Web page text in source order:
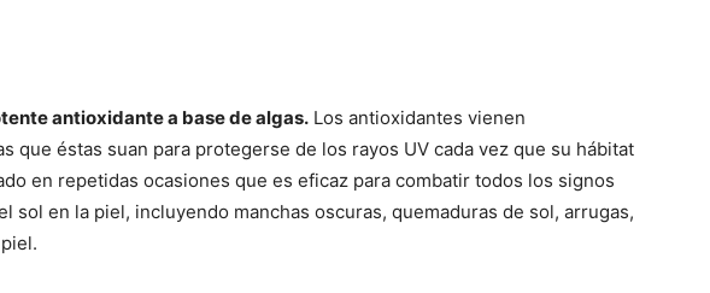
antioxidante a base de algas. Los antioxidantes vienen
que éstas suan para protegerse de los rayos UV cada vez que su hábitat
en repetidas ocasiones que es eficaz para combatir todos los signos
sol en la piel, incluyendo manchas oscuras, quemaduras de sol, arrugas,